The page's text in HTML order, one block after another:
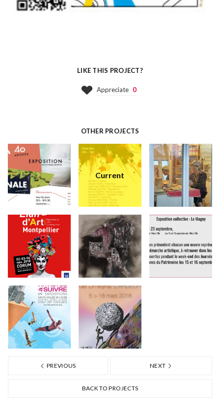
LIKE THIS PROJECT?
Appreciate 0
OTHER PROJECTS
Current
PREVIOUS NEXT
BACK TO PROJECTS